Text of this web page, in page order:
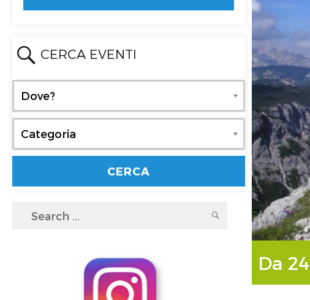
CERCA EVENTI
Dove?
Categoria
Search
SEARCH
Da